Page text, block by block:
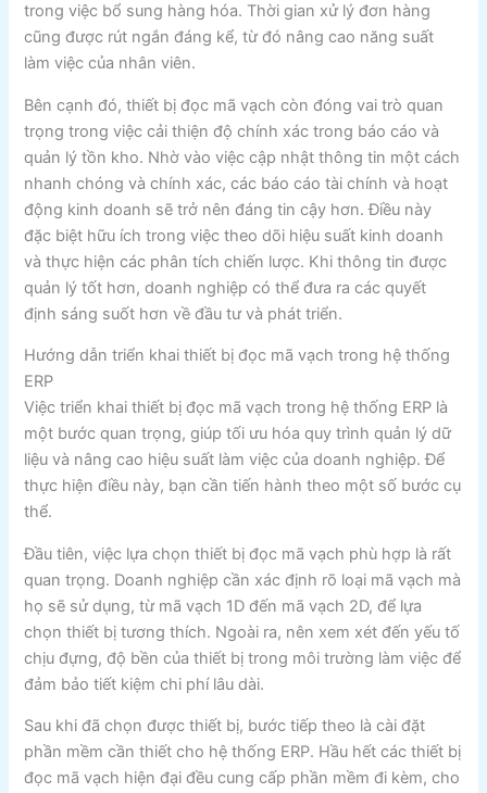
trong việc bổ sung hàng hóa. Thời gian xử lý đơn hàng
cũng được rút ngắn đáng kể, từ đó nâng cao năng suất
làm việc của nhân viên.
Bên cạnh đó, thiết bị đọc mã vạch còn đóng vai trò quan
trọng trong việc cải thiện độ chính xác trong báo cáo và
quản lý tồn kho. Nhờ vào việc cập nhật thông tin một cách
nhanh chóng và chính xác, các báo cáo tài chính và hoạt
động kinh doanh sẽ trở nên đáng tin cậy hơn. Điều này
đặc biệt hữu ích trong việc theo dõi hiệu suất kinh doanh
và thực hiện các phân tích chiến lược. Khi thông tin được
quản lý tốt hơn, doanh nghiệp có thể đưa ra các quyết
định sáng suốt hơn về đầu tư và phát triển.
Hướng dẫn triển khai thiết bị đọc mã vạch trong hệ thống
ERP
Việc triển khai thiết bị đọc mã vạch trong hệ thống ERP là
một bước quan trọng, giúp tối ưu hóa quy trình quản lý dữ
liệu và nâng cao hiệu suất làm việc của doanh nghiệp. Để
thực hiện điều này, bạn cần tiến hành theo một số bước cụ
thể.
Đầu tiên, việc lựa chọn thiết bị đọc mã vạch phù hợp là rất
quan trọng. Doanh nghiệp cần xác định rõ loại mã vạch mà
họ sẽ sử dụng, từ mã vạch 1D đến mã vạch 2D, để lựa
chọn thiết bị tương thích. Ngoài ra, nên xem xét đến yếu tố
chịu đựng, độ bền của thiết bị trong môi trường làm việc để
đảm bảo tiết kiệm chi phí lâu dài.
Sau khi đã chọn được thiết bị, bước tiếp theo là cài đặt
phần mềm cần thiết cho hệ thống ERP. Hầu hết các thiết bị
đọc mã vạch hiện đại đều cung cấp phần mềm đi kèm, cho